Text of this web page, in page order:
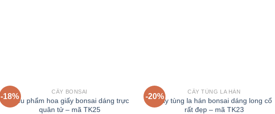
-18%
CÂY BONSAI
Siêu phẩm hoa giấy bonsai dáng trực
quân tử – mã TK25
-20%
CÂY TÙNG LA HÁN
Cây tùng la hán bonsai dáng long cổ
rất đẹp – mã TK23